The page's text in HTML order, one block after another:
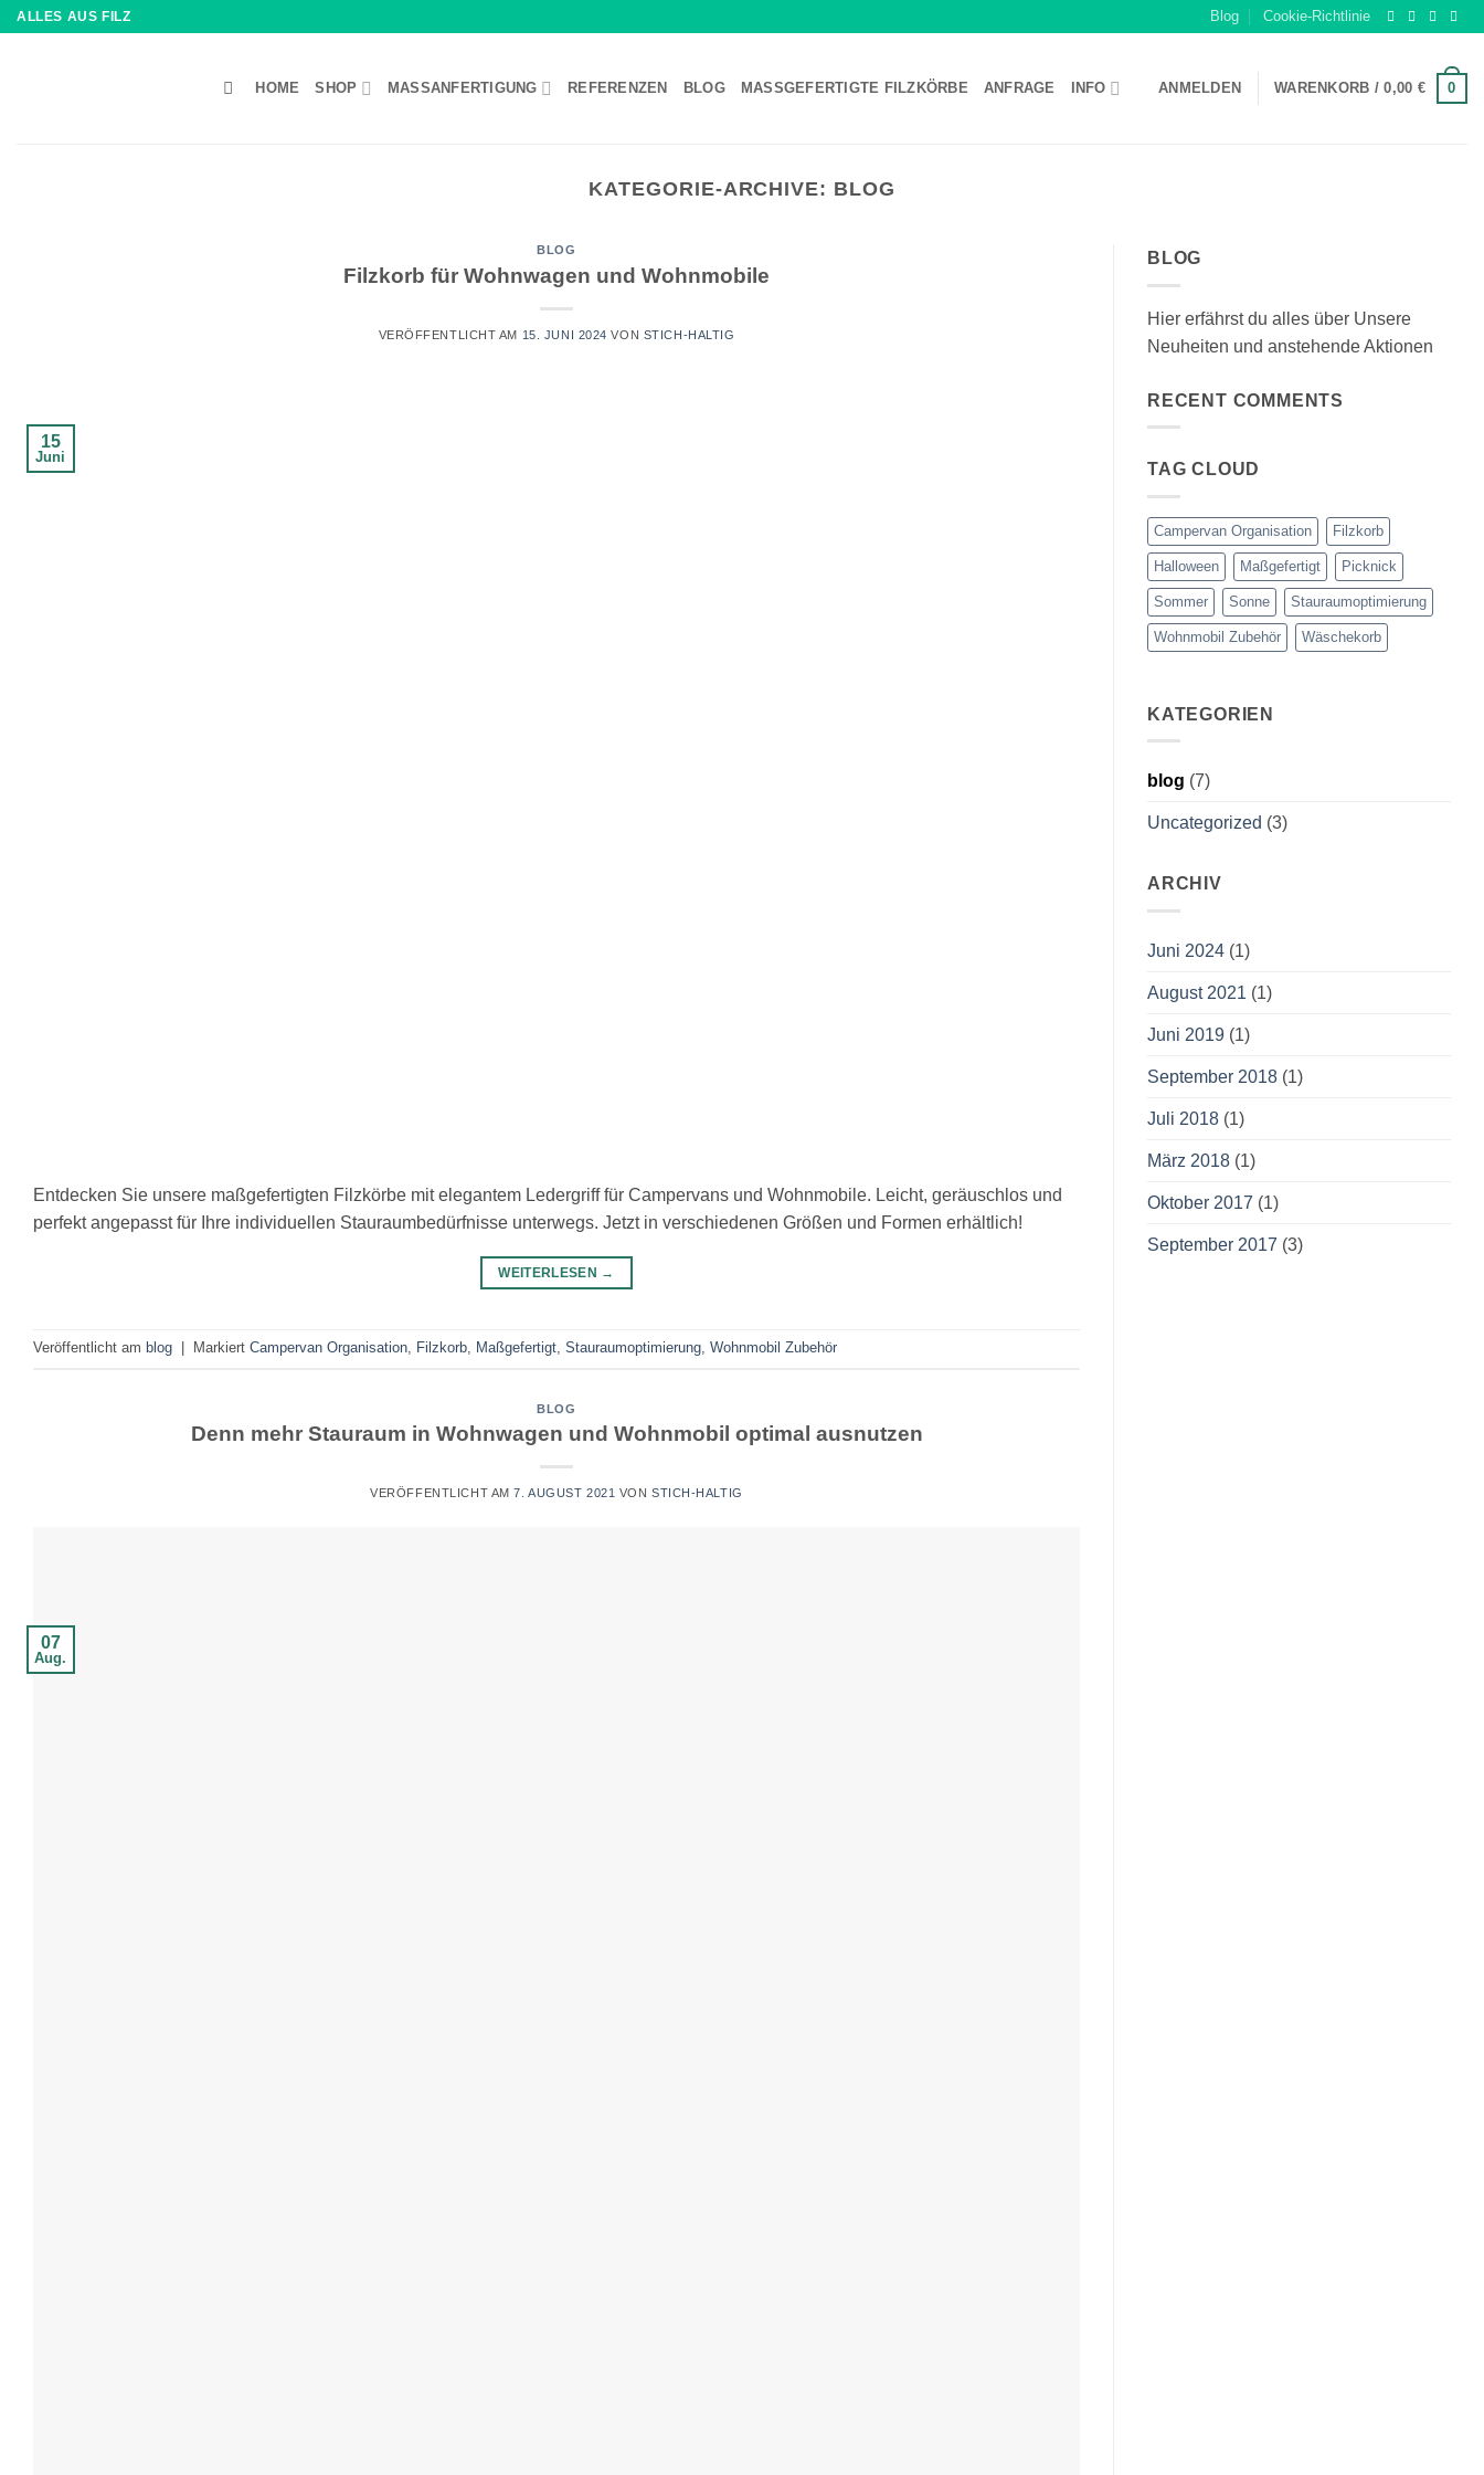
ZumALLES AUS FILZ Blog Cookie-Richtlinie
HOME SHOP MASSANFERTIGUNG REFERENZEN BLOG MASSGEFERTIGTE FILZKÖRBE ANFRAGE INFO ANMELDEN WARENKORB /0,00 € 0
KATEGORIE-ARCHIVE: BLOG
BLOG
Filzkorb für Wohnwagen und Wohnmobile
VERÖFFENTLICHT AM 15. JUNI 2024 VON STICH-HALTIG
15
Juni
Entdecken Sie unsere maßgefertigten Filzkörbe mit elegantem Ledergriff für Campervans und Wohnmobile. Leicht, geräuschlos und
perfekt angepasst für Ihre individuellen Stauraumbedürfnisse unterwegs. Jetzt in verschiedenen Größen und Formen erhältlich!
WEITERLESEN →
Veröffentlicht am blog Markiert Campervan Organisation, Filzkorb, Maßgefertigt, Stauraumoptimierung, Wohnmobil Zubehör
BLOG
Denn mehr Stauraum in Wohnwagen und Wohnmobil optimal ausnutzen
VERÖFFENTLICHT AM7. AUGUST 2021 VON STICH-HALTIG
07
Aug.
BLOG
Hier erfährst du alles über Unsere
Neuheiten und anstehende Aktionen
RECENT COMMENTS
TAG CLOUD
Campervan Organisation Filzkorb
Halloween Maßgefertigt Picknick
Sommer Sonne Stauraumoptimierung
Wohnmobil Zubehör Wäschekorb
KATEGORIEN
blog (7)
Uncategorized (3)
ARCHIV
Juni 2024 (1)
August 2021 (1)
Juni 2019 (1)
September 2018 (1)
Juli 2018 (1)
März 2018 (1)
Oktober 2017 (1)
September 2017 (3)